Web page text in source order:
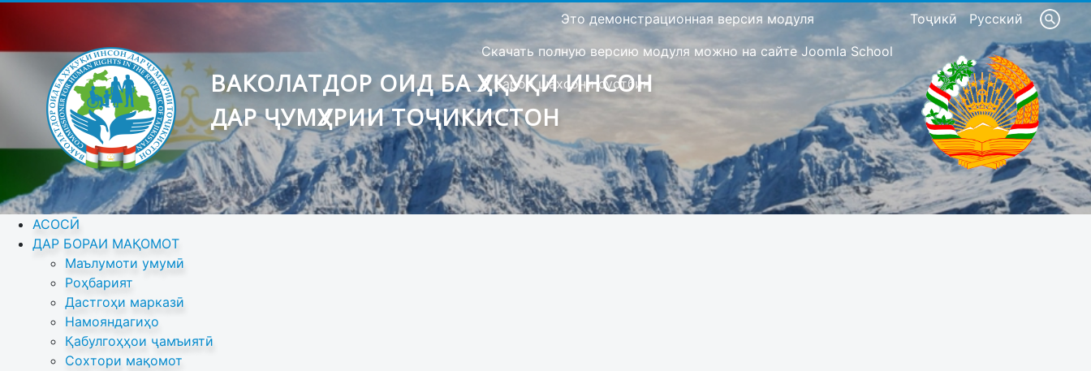
Тоҷикӣ Русский
Это демонстрационная версия модуля
Скачать полную версию модуля можно на сайте Joomla School
Барои шахсони сустбин
ВАКОЛАТДОР ОИД БА ҲУҚУҚИ ИНСОН
ДАР ҶУМҲУРИИ ТОҶИКИСТОН
АСОСӢ
ДАР БОРАИ МАҚОМОТ
Маълумоти умумӣ
Роҳбарият
Дастгоҳи марказӣ
Намояндагиҳо
Қабулгоҳҳои ҷамъиятӣ
Сохтори мақомот